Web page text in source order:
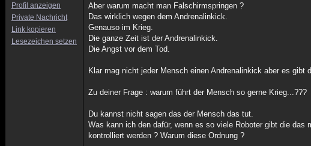
Profil anzeigen
Private Nachricht
Link kopieren
Lesezeichen setzen
Aber warum macht man Falschirmspringen ?
Das wirklich wegen dem Andrenalinkick.
Genauso im Krieg.
Die ganze Zeit ist der Andrenalinkick.
Die Angst vor dem Tod.
Klar mag nicht jeder Mensch einen Andrenalinkick aber es gibt
Zu deiner Frage : warum führt der Mensch so gerne Krieg...???
Du kannst nicht sagen das der Mensch das tut.
Was kann ich den dafür, wenn es so viele Roboter gibt die
kontrolliert werden ? Warum diese Ordnung ?